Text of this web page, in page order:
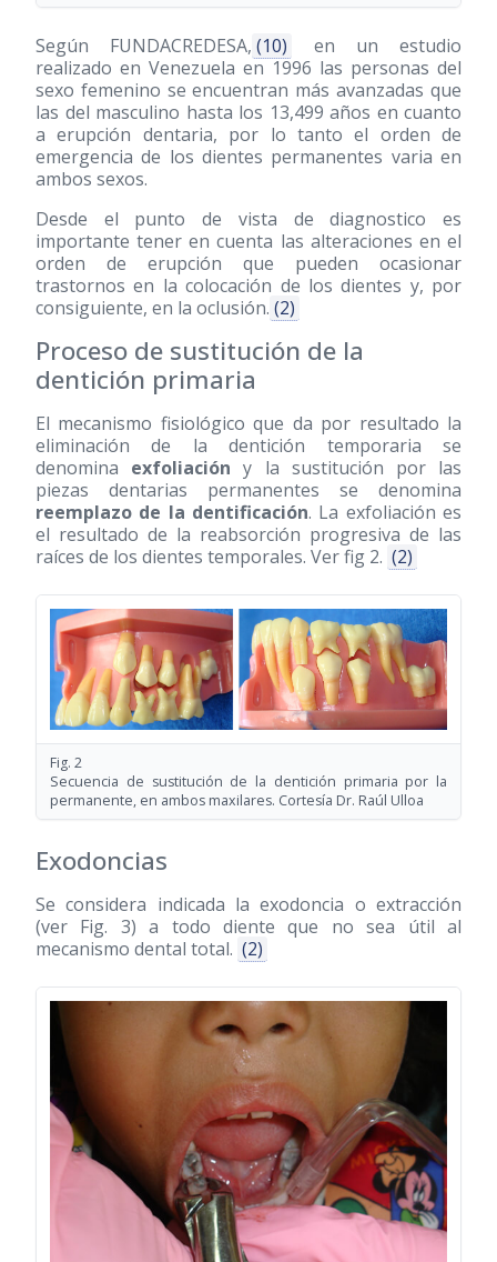
Según FUNDACREDESA, (10)
en un estudio
realizado en Venezuela en 1996 las personas del
sexo femenino se encuentran más avanzadas que
las del masculino hasta los 13,499 años en cuanto
a erupción dentaria, por lo tanto el orden de
emergencia de los dientes permanentes varia en
ambos sexos.
Desde el punto de vista de diagnostico es
importante tener en cuenta las alteraciones en el
orden de erupción que pueden ocasionar
trastornos en la colocación de los dientes y, por
consiguiente, en la oclusión. (2)
Proceso de sustitución de la
dentición primaria
El mecanismo fisiológico que da por resultado la
eliminación de la dentición temporaria se
denomina exfoliación y la sustitución por las
piezas dentarias permanentes se denomina
reemplazo de la dentificación. La exfoliación es
el resultado de la reabsorción progresiva de las
raíces de los dientes temporales. Ver fig 2. (2)
Fig. 2
Secuencia de sustitución de la dentición primaria por la
permanente, en ambos maxilares. Cortesía Dr. Raúl Ulloa
Exodoncias
Se considera indicada la exodoncia o extracción
(ver Fig. 3) a todo diente que no sea útil al
mecanismo dental total. (2)